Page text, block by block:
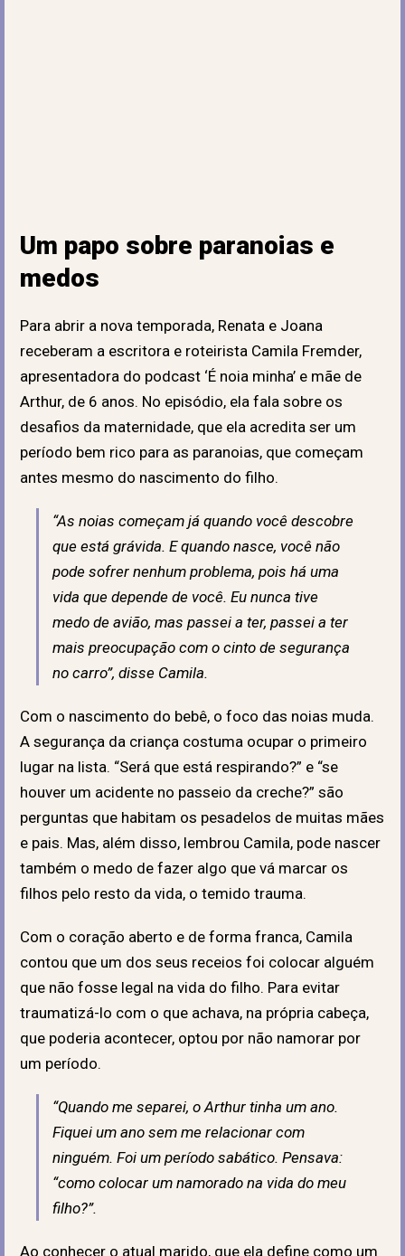
Um papo sobre paranoias e
medos
Para abrir a nova temporada, Renata e Joana
receberam a escritora e roteirista Camila Fremder,
apresentadora do podcast ‘É noia minha’ e mãe de
Arthur, de 6 anos. No episódio, ela fala sobre os
desafios da maternidade, que ela acredita ser um
período bem rico para as paranoias, que começam
antes mesmo do nascimento do filho.
“As noias começam já quando você descobre
que está grávida. E quando nasce, você não
pode sofrer nenhum problema, pois há uma
vida que depende de você. Eu nunca tive
medo de avião, mas passei a ter, passei a ter
mais preocupação com o cinto de segurança
no carro”, disse Camila.
Com o nascimento do bebê, o foco das noias muda.
A segurança da criança costuma ocupar o primeiro
lugar na lista. “Será que está respirando?” e “se
houver um acidente no passeio da creche?” são
perguntas que habitam os pesadelos de muitas mães
e pais. Mas, além disso, lembrou Camila, pode nascer
também o medo de fazer algo que vá marcar os
filhos pelo resto da vida, o temido trauma.
Com o coração aberto e de forma franca, Camila
contou que um dos seus receios foi colocar alguém
que não fosse legal na vida do filho. Para evitar
traumatizá-lo com o que achava, na própria cabeça,
que poderia acontecer, optou por não namorar por
um período.
“Quando me separei, o Arthur tinha um ano.
Fiquei um ano sem me relacionar com
ninguém. Foi um período sabático. Pensava:
“como colocar um namorado na vida do meu
filho?”.
Ao conhecer o atual marido, que ela define como um